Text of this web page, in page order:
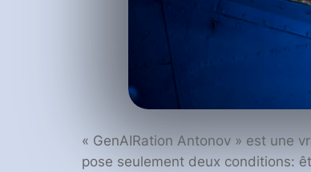
« GenAIRation Antonov » est une
pose seulement deux conditions: